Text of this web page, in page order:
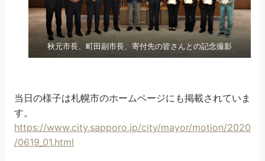
秋元市長、町田副市長、寄付先の皆さんとの記念撮影
当日の様子は札幌市のホームページにも掲載されていま
す。
https://www.city.sapporo.jp/city/mayor/motion/2020
/0619_01.html